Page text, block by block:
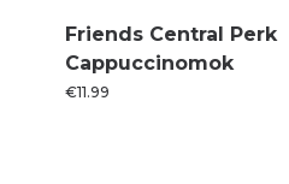
Friends Central Perk
Cappuccinomok
€11.99